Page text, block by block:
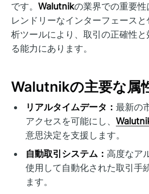
です。Walutnikの業界での重要
レンドリーなインターフェース
析ツールにより、取引の正確性
る能力にあります。
Walutnikの主要な属
リアルタイムデータ：最新の
アクセスを可能にし、
意思決定を支援します。
自動取引システム： 高度なア
使用して自動化された取引手
ます。